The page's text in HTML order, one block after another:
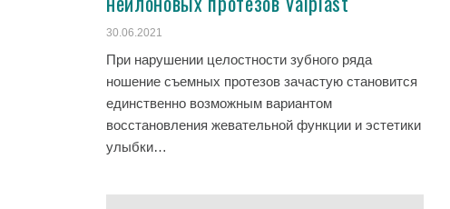
30.06.2021
При нарушении целостности зубного ряда
ношение съемных протезов зачастую становится
единственно возможным вариантом
восстановления жевательной функции и эстетики
улыбки…